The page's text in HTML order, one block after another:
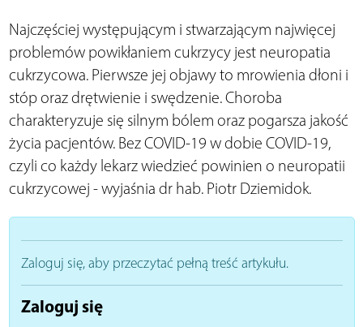
Najczęściej występującym i stwarzającym najwięcej
problemów powikłaniem cukrzycy jest neuropatia
cukrzycowa. Pierwsze jej objawy to mrowienia dłoni i
stóp oraz drętwienie i swędzenie. Choroba
charakteryzuje się silnym bólem oraz pogarsza jakość
życia pacjentów. Bez COVID-19 w dobie COVID-19,
czyli co każdy lekarz wiedzieć powinien o neuropatii
cukrzycowej - wyjaśnia dr hab. Piotr Dziemidok.
Zaloguj się, aby przeczytać pełną treść artykułu.
Zaloguj się